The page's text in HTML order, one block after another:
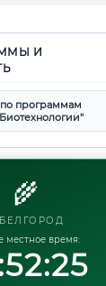
И
программам
🌾
БЕЛГОРОД
местное время: